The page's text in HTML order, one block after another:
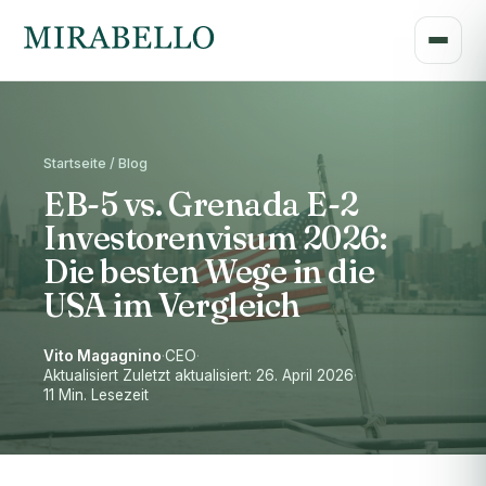
Startseite / Blog
EB-5 vs. Grenada E-2
Investorenvisum 2026:
Die besten Wege in die
USA im Vergleich
Vito Magagnino·CEO·
Aktualisiert Zuletzt aktualisiert: 26. April 2026·
11 Min. Lesezeit